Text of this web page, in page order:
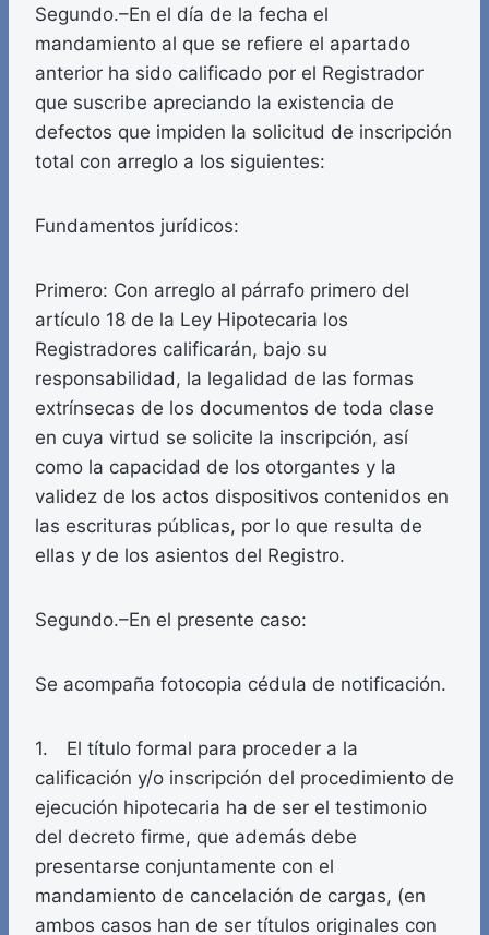
Segundo.–En el día de la fecha el
mandamiento al que se refiere el apartado
anterior ha sido calificado por el Registrador
que suscribe apreciando la existencia de
defectos que impiden la solicitud de inscripción
total con arreglo a los siguientes:
Fundamentos jurídicos:
Primero: Con arreglo al párrafo primero del
artículo 18 de la Ley Hipotecaria los
Registradores calificarán, bajo su
responsabilidad, la legalidad de las formas
extrínsecas de los documentos de toda clase
en cuya virtud se solicite la inscripción, así
como la capacidad de los otorgantes y la
validez de los actos dispositivos contenidos en
las escrituras públicas, por lo que resulta de
ellas y de los asientos del Registro.
Segundo.–En el presente caso:
Se acompaña fotocopia cédula de notificación.
1. El título formal para proceder a la
calificación y/o inscripción del procedimiento de
ejecución hipotecaria ha de ser el testimonio
del decreto firme, que además debe
presentarse conjuntamente con el
mandamiento de cancelación de cargas, (en
ambos casos han de ser títulos originales con